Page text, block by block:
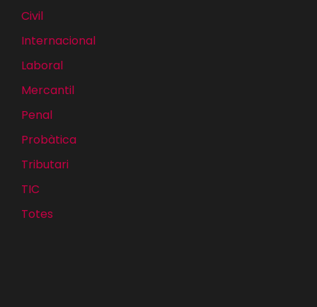
Civil
Internacional
Laboral
Mercantil
Penal
Probàtica
Tributari
TIC
Totes